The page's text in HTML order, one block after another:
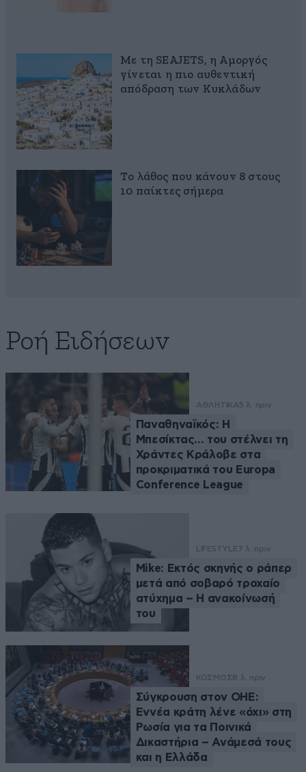
Με τη SEAJETS, η Αμοργός
γίνεται η πιο αυθεντική
απόδραση των Κυκλάδων
Το λάθος που κάνουν 8 στους
10 παίκτες σήμερα
Ροή Ειδήσεων
ΑΘΛΗΤΙΚΑ5 λ. πριν
Παναθηναϊκός: Η
Μπεσίκτας… του στέλνει τη
Χράντες Κράλοβε στα
προκριματικά του Europa
Conference League
LIFESTYLE7 λ. πριν
Mike: Εκτός σκηνής ο ράπερ
μετά από σοβαρό τροχαίο
ατύχημα – Η ανακοίνωσή
του
ΚΟΣΜΟΣ8 λ. πριν
Σύγκρουση στον ΟΗΕ:
Εννέα κράτη λένε «όχι» στη
Ρωσία για τα Ποινικά
Δικαστήρια – Ανάμεσά τους
και η Ελλάδα